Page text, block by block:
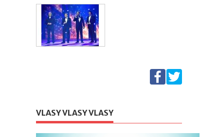
VLASY VLASY VLASY